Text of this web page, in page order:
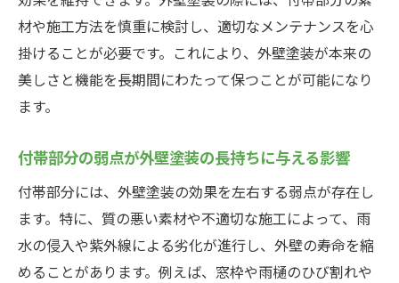
材や施工方法を慎重に検討し、適切なメンテナンスを心
掛けることが必要です。これにより、外壁塗装が本来の
美しさと機能を長期間にわたって保つことが可能になり
ます。
付帯部分の弱点が外壁塗装の長持ちに与える影響
付帯部分には、外壁塗装の効果を左右する弱点が存在し
ます。特に、質の悪い素材や不適切な施工によって、雨
水の侵入や紫外線による劣化が進行し、外壁の寿命を縮
めることがあります。例えば、窓枠や雨樋のひび割れや